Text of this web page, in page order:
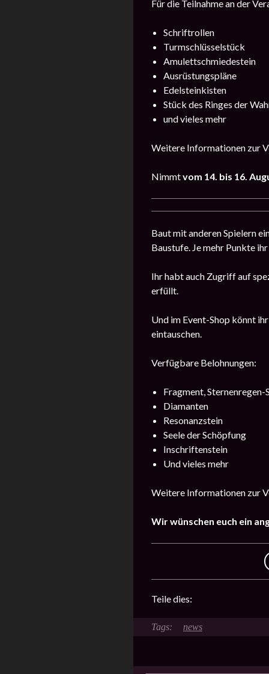
Für die Teilnahme an der
Schriftrollen
Turmschlüsselstück
Amulettschmiedestein
Ausrüstungspläne
Edelsteinkisten
Stück des Ringes der
und vieles mehr
Weitere Informationen zur
Nimmtvom 14. bis 16.
Baut mit anderen Spielern
Baustufe. Je mehr Punkte
Ihr habt auch Zugriff auf
erfüllt.
Und im Event-Shop könnt
eintauschen.
Verfügbare Belohnungen:
Fragment, Sternenregen-
Diamanten
Resonanzstein
Seele der Schöpfung
Inschriftenstein
Und vieles mehr
Weitere Informationen zur
Wir wünschen euch ein
Teile dies:
news